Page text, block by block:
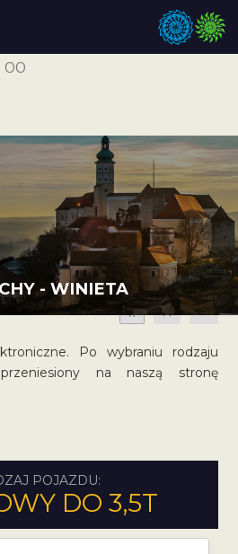
00
- WINIETA
A A A
Po wybraniu rodzaju
na naszą stronę
POJAZDU:
DO 3,5T